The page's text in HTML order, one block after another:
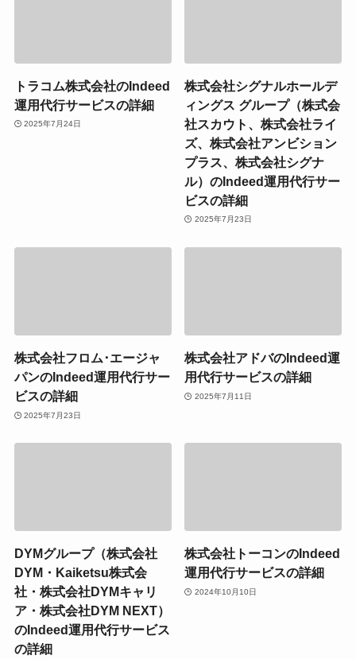
トラコム株式会社のIndeed
運用代行サービスの詳細
2025年7月24日
株式会社シグナルホールデ
ィングス グループ（株式会
社スカウト、株式会社ライ
ズ、株式会社アンビション
プラス、株式会社シグナ
ル）のIndeed運用代行サー
ビスの詳細
2025年7月23日
株式会社フロム･エージャ
パンのIndeed運用代行サー
ビスの詳細
2025年7月23日
株式会社アドバのIndeed運
用代行サービスの詳細
2025年7月11日
DYMグループ（株式会社
DYM・Kaiketsu株式会
社・株式会社DYMキャリ
ア・株式会社DYM NEXT）
のIndeed運用代行サービス
の詳細
株式会社トーコンのIndeed
運用代行サービスの詳細
2024年10月10日